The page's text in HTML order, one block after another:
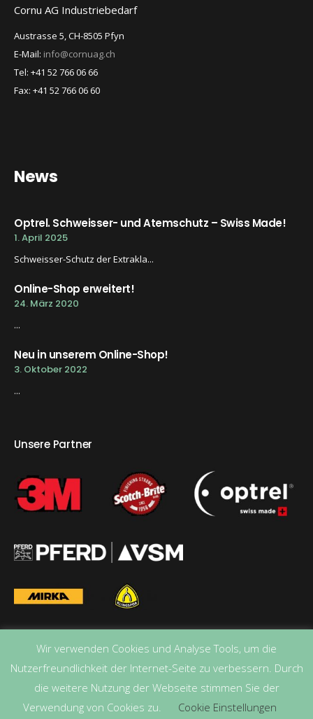
Cornu AG Industriebedarf
Austrasse 5, CH-8505 Pfyn
E-Mail: info@cornuag.ch
Tel: +41 52 766 06 66
Fax: +41 52 766 06 60
News
Optrel. Schweisser- und Atemschutz – Swiss Made!
1. April 2025
Schweisser-Schutz der Extrakla...
Online-Shop erweitert!
24. März 2020
...
Neu in unserem Online-Shop!
3. Oktober 2022
...
Unsere Partner
Wir verwenden Cookies und Analyse Tools, um die
Nutzerfreundlichkeit der Internet-Seite zu verbessern. Durch
die weitere Nutzung der Webseite stimmen Sie der
Verwendung von Cookies zu.
Cookie Einstellungen